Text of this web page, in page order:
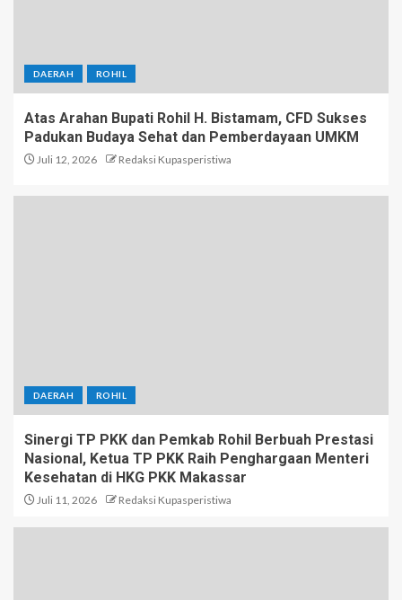
DAERAH ROHIL
Atas Arahan Bupati Rohil H. Bistamam, CFD Sukses
Padukan Budaya Sehat dan Pemberdayaan UMKM
Juli 12, 2026 Redaksi Kupasperistiwa
DAERAH ROHIL
Sinergi TP PKK dan Pemkab Rohil Berbuah Prestasi
Nasional, Ketua TP PKK Raih Penghargaan Menteri
Kesehatan di HKG PKK Makassar
Juli 11, 2026 Redaksi Kupasperistiwa